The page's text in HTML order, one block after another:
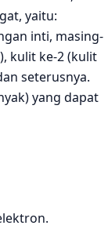
yaitu:
inti, masing-
kulit ke-2 (kulit
seterusnya.
yang dapat